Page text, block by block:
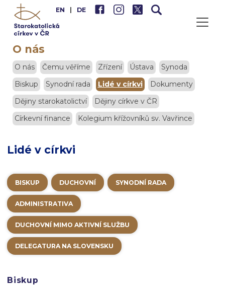
EN DE
O nás
O nás Čemu věříme Zřízení Ústava
Synoda
Biskup
Synodní rada Lidé v církvi
Dokumenty
Dějiny starokatolictví
Dějiny církve v ČR
Církevní finance
Kolegium křížovníků sv. Vavřince
Lidé v církvi
BISKUP DUCHOVNÍ SYNODNÍ RADA
ADMINISTRATIVA
DUCHOVNÍ MIMO AKTIVNÍ SLUŽBU
DELEGATURA NA SLOVENSKU
Biskup